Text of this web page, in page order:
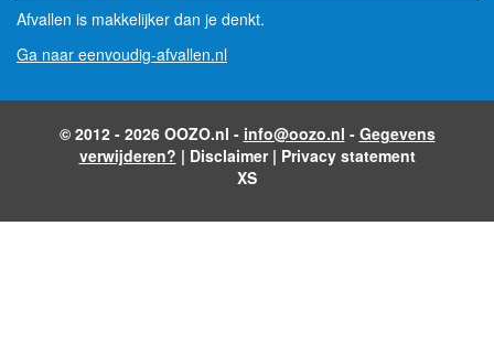
Afvallen is makkelijker dan je denkt.
Ga naar eenvoudig-afvallen.nl
© 2012 - 2026 OOZO.nl - info@oozo.nl - Gegevens
verwijderen? | Disclaimer| Privacy statement
XS